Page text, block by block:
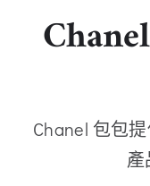
Chanel 包包
產